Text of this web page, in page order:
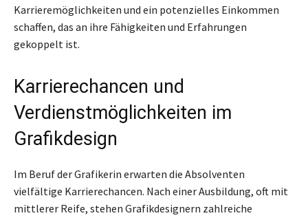
Karrieremöglichkeiten und ein potenzielles Einkommen
schaffen, das an ihre Fähigkeiten und Erfahrungen
gekoppelt ist.
Karrierechancen und
Verdienstmöglichkeiten im
Grafikdesign
Im Beruf der Grafikerin erwarten die Absolventen
vielfältige Karrierechancen. Nach einer Ausbildung, oft mit
mittlerer Reife, stehen Grafikdesignern zahlreiche